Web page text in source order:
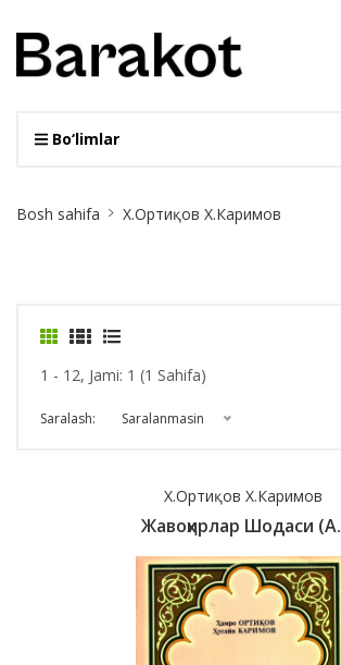
Bo‘limlar
Breadcrumb
Bosh sahifa Х.Ортиқов Х.Каримов
1 - 12, Jami: 1 (1 Sahifa)
Saralash: Saralanmasin
Х.Ортиқов Х.Каримов
Жавоҳирлар Шодаси